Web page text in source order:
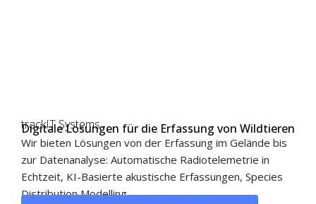
trackIT Systems
Digitale Lösungen für die Erfassung von Wildtieren
Wir bieten Lösungen von der Erfassung im Gelände bis
zur Datenanalyse: Automatische Radiotelemetrie in
Echtzeit, KI-Basierte akustische Erfassungen, Species
Distribution Modelling